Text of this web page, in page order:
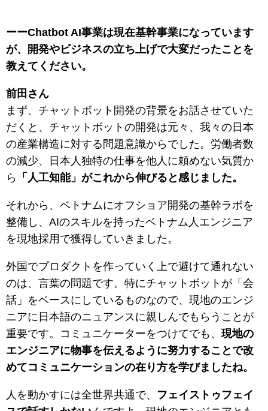
ーーChatbot AI事業は現在基幹事業になっています
が、開発やビジネスの立ち上げで大変だったことを
教えてください。
前田さん
まず、チャットボット開発の背景をお話させていた
だくと、チャットボットの開発は元々、我々の日本
の産業構造に対する問題意識からでした。労働者数
の減少、日本人独特の仕事を他人に頼めない気質か
ら 「人工知能」がこれから伸びると感じました。
それから、ベトナムにオフショア開発の基幹ラボを
整備し、AIのスキルを持ったベトナム人エンジニア
を現地採用で獲得していきました。
外国でプロダクトを作っていく上で避けて通れない
のは、言葉の問題です。特にチャットボットが「会
話」をベースにしているものなので、現地のエンジ
ニアに日本語のニュアンスに親しんでもらうことが
重要です。コミュニケーターをつけてでも、 現地の
エンジニアに物事を伝えるように努力することで改
めてコミュニケーションの在り方を学びましたね。
人を動かすには全世界共通で、 フェイストゥフェイ